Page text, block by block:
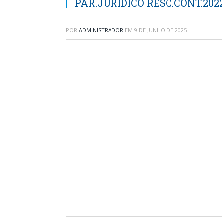
PAR.JURÍDICO
POR ADMINISTRADOR EM 9 DE JUNHO DE 2025